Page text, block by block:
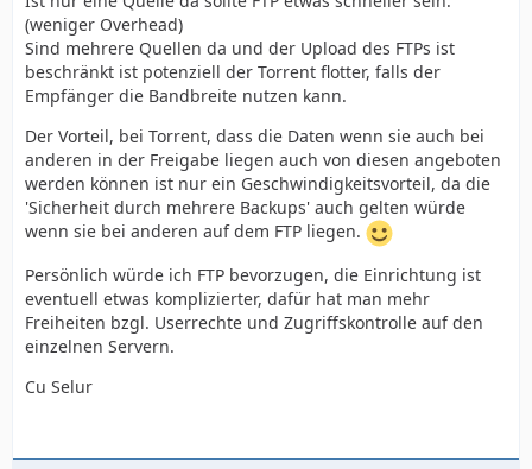
(weniger Overhead)
Sind mehrere Quellen da und der Upload des FTPs ist
beschränkt ist potenziell der Torrent flotter, falls der
Empfänger die Bandbreite nutzen kann.
Der Vorteil, bei Torrent, dass die Daten wenn sie auch bei
anderen in der Freigabe liegen auch von diesen angeboten
werden können ist nur ein Geschwindigkeitsvorteil, da die
'Sicherheit durch mehrere Backups' auch gelten würde
wenn sie bei anderen auf dem FTP liegen.
Persönlich würde ich FTP bevorzugen, die Einrichtung ist
eventuell etwas komplizierter, dafür hat man mehr
Freiheiten bzgl. Userrechte und Zugriffskontrolle auf den
einzelnen Servern.
Cu Selur